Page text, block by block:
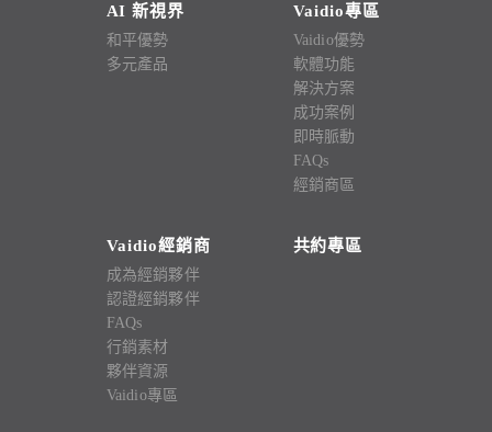
AI 新視界
和平優勢
多元產品
Vaidio專區
Vaidio優勢
軟體功能
解決方案
成功案例
即時脈動
FAQs
經銷商區
Vaidio經銷商
成為經銷夥伴
認證經銷夥伴
FAQs
行銷素材
夥伴資源
Vaidio專區
共約專區